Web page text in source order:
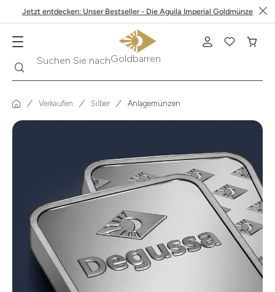
Jetzt entdecken: Unser Bestseller - Die Aguila Imperial Goldmünze
Suchen Sie nach
Verkaufen Silber Anlagemünzen